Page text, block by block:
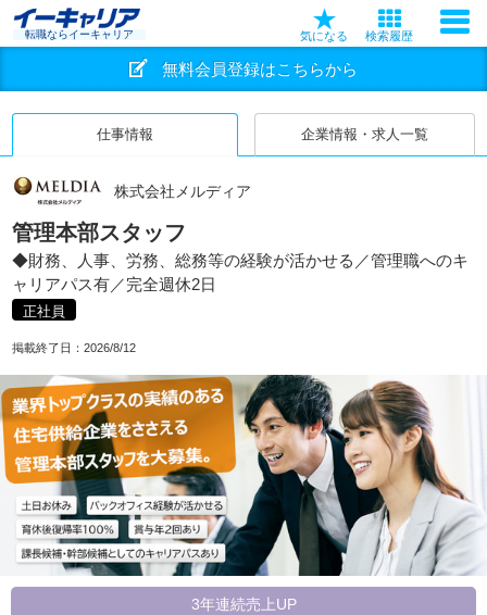
転職ならイーキャリア 気になる 検索履歴
無料会員登録はこちらから
仕事情報 企業情報・求人一覧
株式会社メルディア
管理本部スタッフ
◆財務、人事、労務、総務等の経験が活かせる／管理職へのキ
ャリアパス有／完全週休2日
正社員
掲載終了日： 2026/8/12
3年連続売上UP